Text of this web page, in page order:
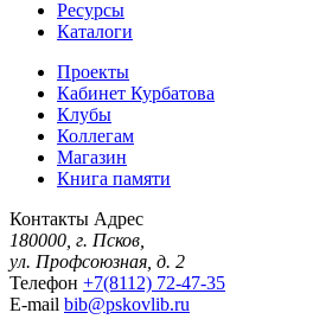
Ресурсы
Каталоги
Проекты
Кабинет Курбатова
Клубы
Коллегам
Магазин
Книга памяти
Контакты Адрес
180000, г. Псков,
ул. Профсоюзная, д. 2
Телефон +7(8112) 72-47-35
E-mail bib@pskovlib.ru